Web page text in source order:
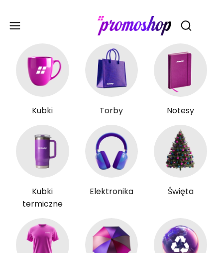
Otwórz
Kubki Torby Notesy
Kubki
termiczne
Elektronika Święta